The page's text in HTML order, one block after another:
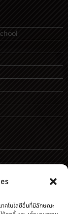
ทคโนโลยีอื่นที่มีลักษณะ